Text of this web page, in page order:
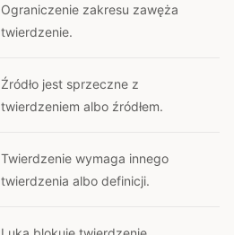
Ograniczenie zakresu zawęża
twierdzenie.
Źródło jest sprzeczne z
twierdzeniem albo źródłem.
Twierdzenie wymaga innego
twierdzenia albo definicji.